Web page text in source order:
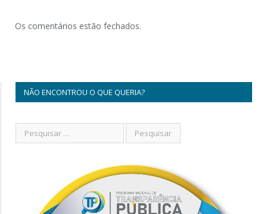
Os comentários estão fechados.
NÃO ENCONTROU O QUE QUERIA?